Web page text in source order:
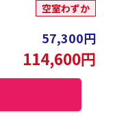
空室わずか
57,300円
114,600円